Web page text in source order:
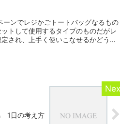
ンでレジかごトートバッグなるもの
トして使用するタイプのものだがレ
され、上手く使いこなせるかどう
1日の考え方